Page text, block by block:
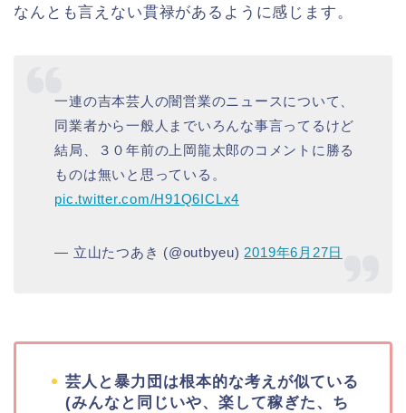
なんとも言えない貫禄があるように感じます。
一連の吉本芸人の闇営業のニュースについて、
同業者から一般人までいろんな事言ってるけど
結局、３０年前の上岡龍太郎のコメントに勝る
ものは無いと思っている。
pic.twitter.com/H91Q6ICLx4
— 立山たつあき (@outbyeu) 2019年6月27日
芸人と暴力団は根本的な考えが似ている
(みんなと同じいや、楽して稼ぎた、ち